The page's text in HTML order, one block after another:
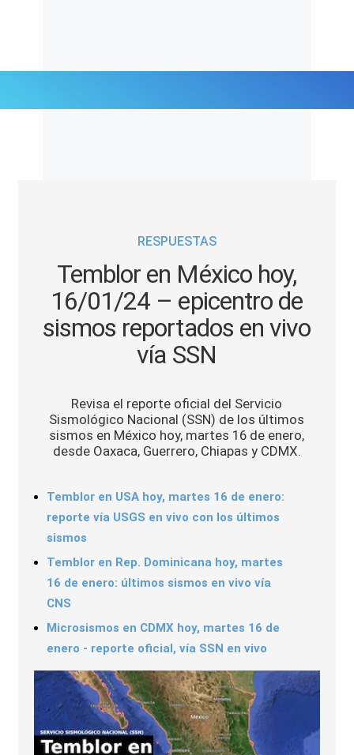
Tendencias Mix
RESPUESTAS
Temblor en México hoy,
16/01/24 – epicentro de
sismos reportados en vivo
vía SSN
Revisa el reporte oficial del Servicio
Sismológico Nacional (SSN) de los últimos
sismos en México hoy, martes 16 de enero,
desde Oaxaca, Guerrero, Chiapas y CDMX.
Temblor en USA hoy, martes 16 de enero:
reporte vía USGS en vivo con los últimos
sismos
Temblor en Rep. Dominicana hoy, martes
16 de enero: últimos sismos en vivo vía
CNS
Microsismos en CDMX hoy, martes 16 de
enero - reporte oficial, vía SSN en vivo